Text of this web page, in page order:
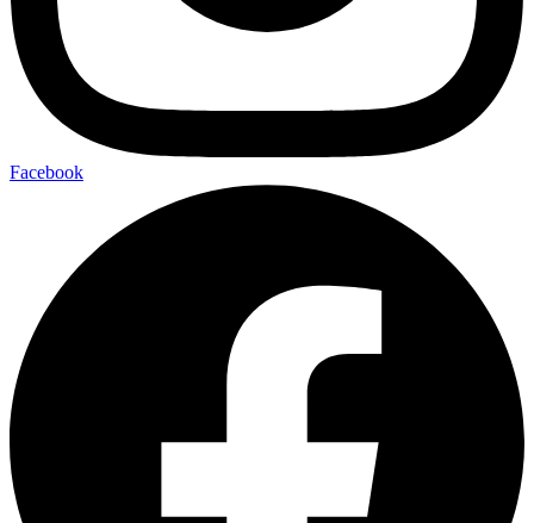
Facebook